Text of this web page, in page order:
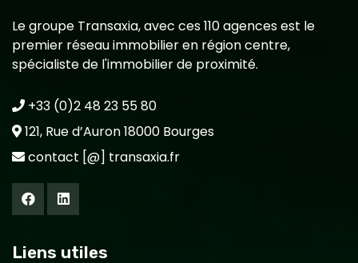
Le groupe Transaxia, avec ces 110 agences est le
premier réseau immobilier en région centre,
spécialiste de l'immobilier de proximité.
+33 (0)2 48 23 55 80
121, Rue d’Auron 18000 Bourges
contact [@] transaxia.fr
Liens utiles